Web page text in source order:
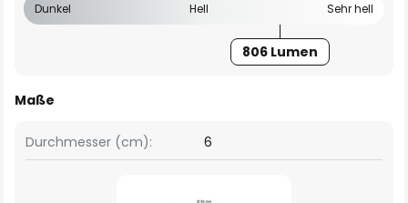
Dunkel Hell Sehr hell
806 Lumen
Maße
Durchmesser (cm): 6